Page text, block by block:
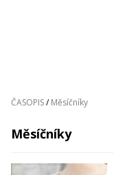
ČASOPIS/ Měsíčníky
Měsíčníky